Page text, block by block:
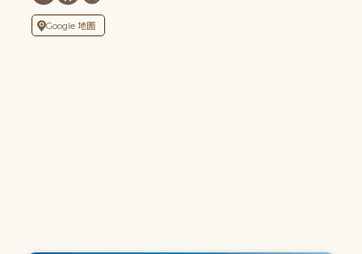
Google 地圖